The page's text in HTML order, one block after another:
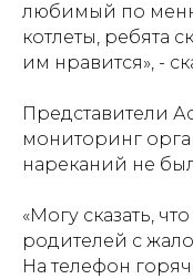
любимый по
котлеты, ребята
им нравится», -
Представители
мониторинг
нареканий не
«Могу сказать,
родителей с
На телефон